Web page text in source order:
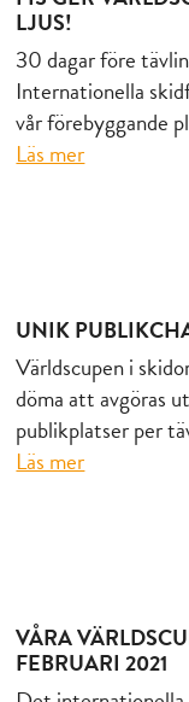
LJUS!
30 dagar före
Internationella
vår förebyggande
Läs mer
UNIK
Världscupen i
döma att avgöras
publikplatser per
Läs mer
VÅRA
FEBRUARI 2021